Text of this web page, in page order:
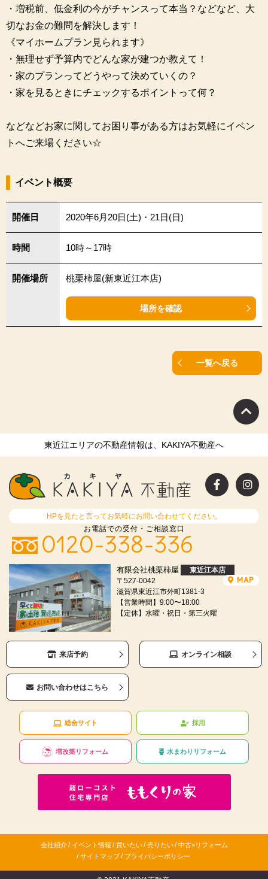
・増税前、低金利の今がチャンスって本当？などなど、大
切なお金の難問を解決します！
《マイホームプラン見られます》
・無理せず予算内でどんな家が建つか教えて！
・家のプランってどうやって決めていくの？
・家を見るときにチェックするポイントって何？
などなどお家に関してお困り事がある方はお気軽にイベン
トへご来場ください☆
イベント概要
開催日 2020年6月20日(土)・21日(日)
時間 10時～17時
開催場所 桃栗柿屋(新東近江本店)
場所を確認
一覧へ戻る
東近江エリアの不動産情報は、KAKIYA不動産へ
HPを見たと言ってお気軽にお問い合わせてください。
お電話での受付・ご相談窓口
0120-338-336
有限会社桃栗柿屋
東近江本店
〒527-0042
滋賀県東近江市外町1381-3
【営業時間】9:00〜18:00
【定休】水曜・祝日・第三火曜
MAP
来店予約 オンライン相談
お問い合わせはこちら
総合サイト 採用
増改築リフォーム 水まわりリフォーム
会社紹介 / イベント情報 / 買いたい / 売りたい / 中古×リフォーム
/ サイトマップ / プライバシーポリシー